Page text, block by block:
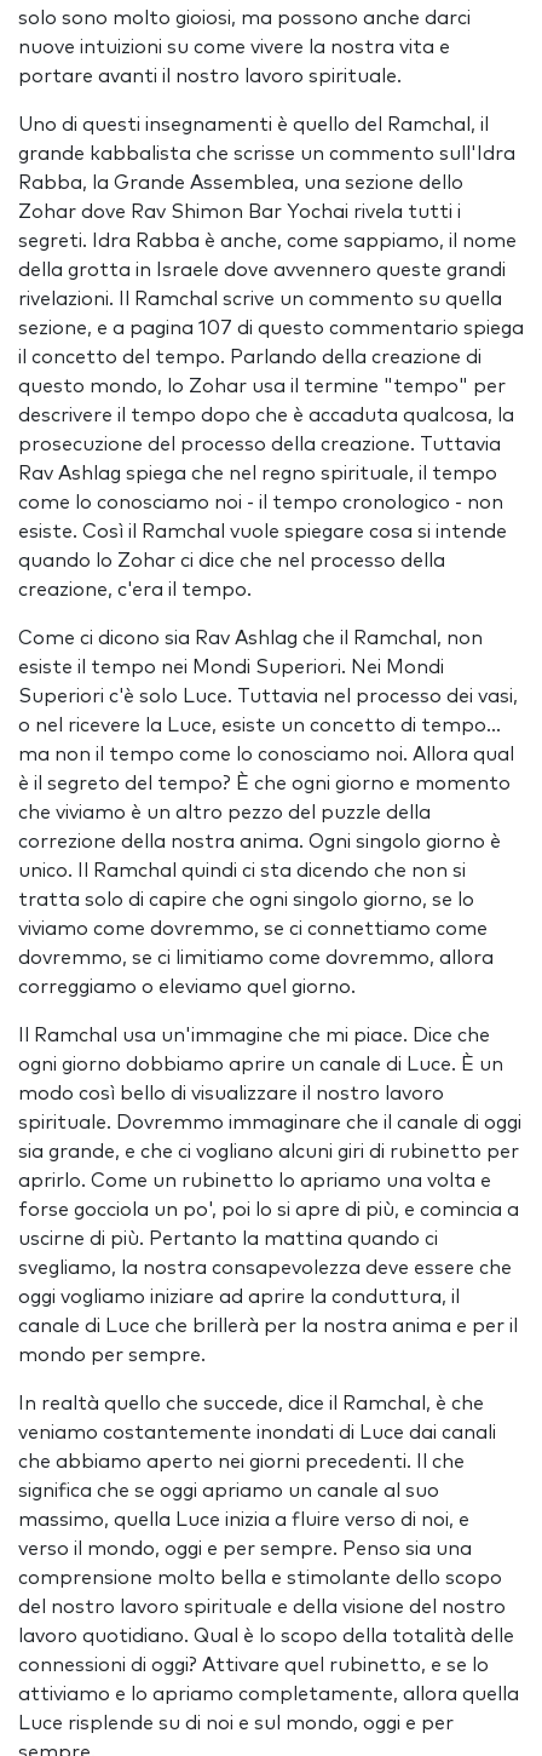
solo sono molto gioiosi, ma possono anche darci
nuove intuizioni su come vivere la nostra vita e
portare avanti il nostro lavoro spirituale.
Uno di questi insegnamenti è quello del Ramchal, il
grande kabbalista che scrisse un commento sull'Idra
Rabba, la Grande Assemblea, una sezione dello
Zohar dove Rav Shimon Bar Yochai rivela tutti i
segreti. Idra Rabba è anche, come sappiamo, il nome
della grotta in Israele dove avvennero queste grandi
rivelazioni. Il Ramchal scrive un commento su quella
sezione, e a pagina 107 di questo commentario spiega
il concetto del tempo. Parlando della creazione di
questo mondo, lo Zohar usa il termine "tempo" per
descrivere il tempo dopo che è accaduta qualcosa, la
prosecuzione del processo della creazione. Tuttavia
Rav Ashlag spiega che nel regno spirituale, il tempo
come lo conosciamo noi - il tempo cronologico - non
esiste. Così il Ramchal vuole spiegare cosa si intende
quando lo Zohar ci dice che nel processo della
creazione, c'era il tempo.
Come ci dicono sia Rav Ashlag che il Ramchal, non
esiste il tempo nei Mondi Superiori. Nei Mondi
Superiori c'è solo Luce. Tuttavia nel processo dei vasi,
o nel ricevere la Luce, esiste un concetto di tempo...
ma non il tempo come lo conosciamo noi. Allora qual
è il segreto del tempo? È che ogni giorno e momento
che viviamo è un altro pezzo del puzzle della
correzione della nostra anima. Ogni singolo giorno è
unico. Il Ramchal quindi ci sta dicendo che non si
tratta solo di capire che ogni singolo giorno, se lo
viviamo come dovremmo, se ci connettiamo come
dovremmo, se ci limitiamo come dovremmo, allora
correggiamo o eleviamo quel giorno.
Il Ramchal usa un'immagine che mi piace. Dice che
ogni giorno dobbiamo aprire un canale di Luce. È un
modo così bello di visualizzare il nostro lavoro
spirituale. Dovremmo immaginare che il canale di oggi
sia grande, e che ci vogliano alcuni giri di rubinetto per
aprirlo. Come un rubinetto lo apriamo una volta e
forse gocciola un po', poi lo si apre di più, e comincia a
uscirne di più. Pertanto la mattina quando ci
svegliamo, la nostra consapevolezza deve essere che
oggi vogliamo iniziare ad aprire la conduttura, il
canale di Luce che brillerà per la nostra anima e per il
mondo per sempre.
In realtà quello che succede, dice il Ramchal, è che
veniamo costantemente inondati di Luce dai canali
che abbiamo aperto nei giorni precedenti. Il che
significa che se oggi apriamo un canale al suo
massimo, quella Luce inizia a fluire verso di noi, e
verso il mondo, oggi e per sempre. Penso sia una
comprensione molto bella e stimolante dello scopo
del nostro lavoro spirituale e della visione del nostro
lavoro quotidiano. Qual è lo scopo della totalità delle
connessioni di oggi? Attivare quel rubinetto, e se lo
attiviamo e lo apriamo completamente, allora quella
Luce risplende su di noi e sul mondo, oggi e per